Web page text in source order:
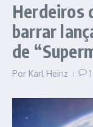
Herdeiros
barrar
de
Por Karl Heinz